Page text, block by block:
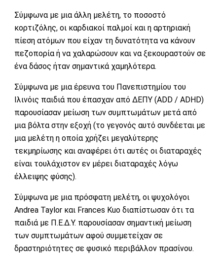
Σύμφωνα με μια άλλη μελέτη, το ποσοστό
κορτιζόλης, οι καρδιακοί παλμοί και η αρτηριακή
πίεση ατόμων που είχαν τη δυνατότητα να κάνουν
πεζοπορία ή να χαλαρώσουν και να ξεκουραστούν σε
ένα δάσος ήταν σημαντικά χαμηλότερα.
Σύμφωνα με μια έρευνα του Πανεπιστημίου του
Ιλινόις παιδιά που έπασχαν από ΔΕΠΥ (ADD / ADHD)
παρουσίασαν μείωση των συμπτωμάτων μετά από
μια βόλτα στην εξοχή (το γεγονός αυτό συνδέεται με
μια μελέτη η οποία χρήζει μεγαλύτερης
τεκμηρίωσης και αναφέρει ότι αυτές οι διαταραχές
είναι τουλάχιστον εν μέρει διαταραχές λόγω
έλλειψης φύσης).
Σύμφωνα με μια πρόσφατη μελέτη, οι ψυχολόγοι
Andrea Taylor και Frances Kuo διαπίστωσαν ότι τα
παιδιά με Π.Ε.Δ.Υ. παρουσίασαν σημαντική μείωση
των συμπτωμάτων αφού συμμετείχαν σε
δραστηριότητες σε φυσικό περιβάλλον πρασίνου.